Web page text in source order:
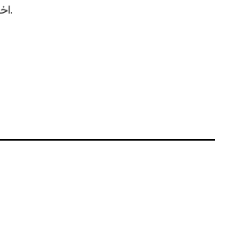
اخبار و رویدادها قرار دهید.